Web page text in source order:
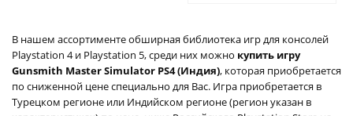
В нашем ассортименте обширная библиотека игр для консолей
Playstation 4 и Playstation 5, среди них можно купить игру
Gunsmith Master Simulator PS4 (Индия), которая приобретается
по сниженной цене специально для Вас. Игра приобретается в
Турецком регионе или Индийском регионе (регион указан в